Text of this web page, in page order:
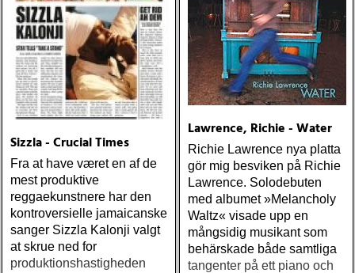
Sizzla - Crucial Times
Fra at have været en af de
mest produktive
reggaekunstnere har den
kontroversielle jamaicanske
sanger Sizzla Kalonji valgt
at skrue ned for
produktionshastigheden
Lawrence, Richie - Water
Richie Lawrence nya platta
gör mig besviken på Richie
Lawrence. Solodebuten
med albumet »Melancholy
Waltz« visade upp en
mångsidig musikant som
behärskade både samtliga
tangenter på ett piano och